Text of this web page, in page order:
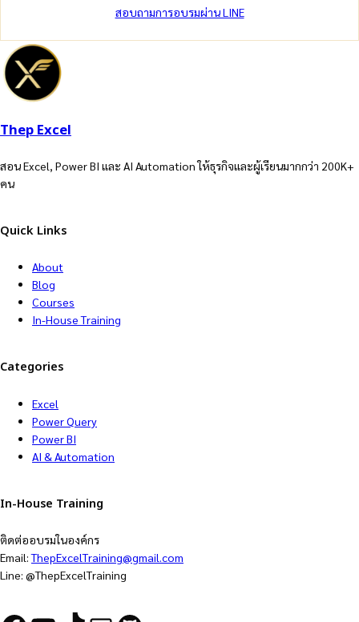
สอบถามการอบรมผ่าน LINE
Thep Excel
สอน Excel, Power BI และ AI Automation ให้ธุรกิจและผู้เรียนมากกว่า 200K+
คน
Quick Links
About
Blog
Courses
In-House Training
Categories
Excel
Power Query
Power BI
AI & Automation
In-House Training
ติดต่ออบรมในองค์กร
Email:ThepExcelTraining@gmail.com
Line: @ThepExcelTraining